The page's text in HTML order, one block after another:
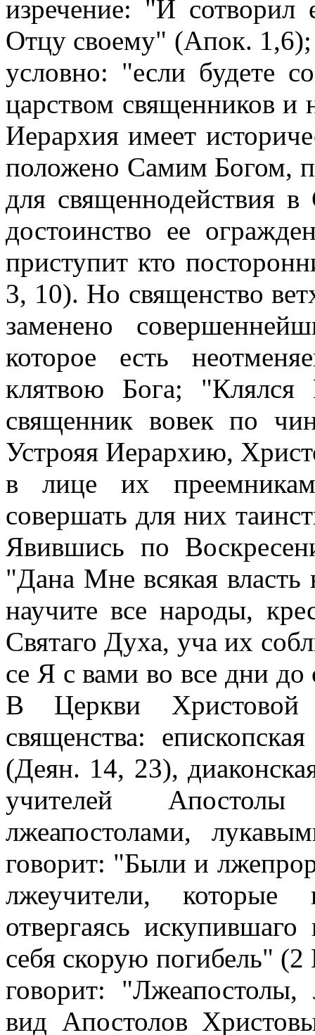
изречение: "И
Отцу своему" (Апок. 1,6);
условно: "если будете
царством священников
Иерархия имеет
положено Самим Богом,
для священнодействия
достоинство ее
приступит кто
3, 10). Но священство
заменено
которое есть
клятвою Бога;
священник вовек по
Устрояя Иерархию,
в лице их
совершать для них
Явившись по
"Дана Мне всякая власть
научите все народы,
Святаго Духа, уча их
се Я с вами во все дни
В Церкви Христовой
священства:
(Деян. 14, 23),
учителей Апостолы
лжеапостолами,
говорит: "Были и
лжеучители,
отвергаясь
себя скорую погибель"
говорит: "Лжеапостолы,
вид Апостолов